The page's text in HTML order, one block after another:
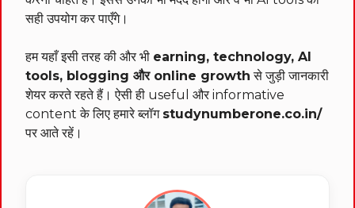
सही उपयोग कर पाएँगे।
हम यहाँ इसी तरह की और भी earning, technology, AI
tools, blogging और online growth से जुड़ी जानकारी
शेयर करते रहते हैं। ऐसी ही useful और informative
content के लिए हमारे ब्लॉग studynumberone.co.in/
पर आते रहें।